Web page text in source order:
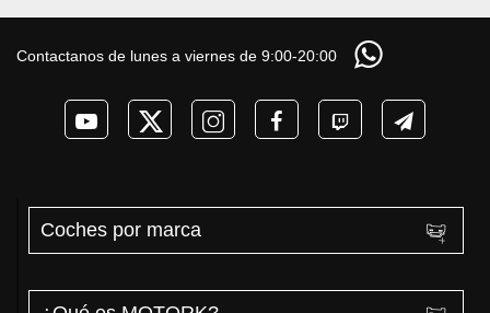
Contactanos de lunes a viernes de 9:00-20:00
Coches por marca